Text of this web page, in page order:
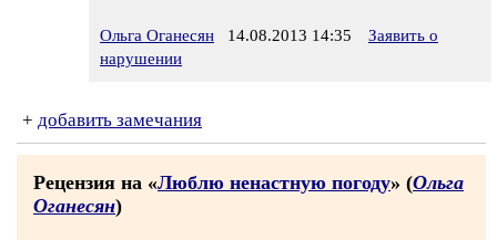
Ольга Оганесян 14.08.2013 14:35
Заявить о
нарушении
+ добавить замечания
Рецензия на «Люблю ненастную погоду» (Ольга
Оганесян)